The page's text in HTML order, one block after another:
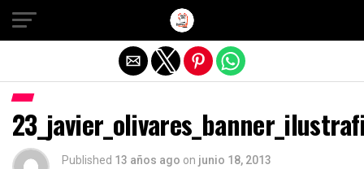
Published 13 años ago on junio 18, 2013
Salir de la versión móvil